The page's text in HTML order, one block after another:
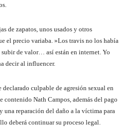
de zapatos, unos usados y otros
el precio variaba. »Los travis no los había
de valor… así están en internet. Yo
decir al influencer.
culpable de agresión sexual en
contenido Nath Campos, además del pago
una reparación del daño a la víctima para
deberá continuar su proceso legal.